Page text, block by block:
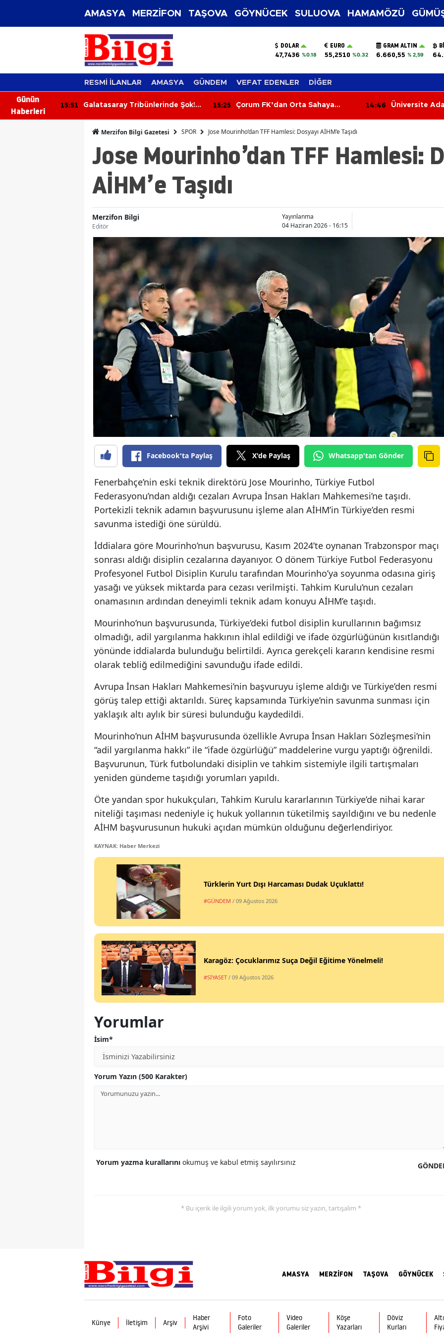
AMASYA MERZİFON TAŞOVA GÖYNÜCEK SULUOVA HAMAMÖZÜ
DOLAR
47,7436 %0.18
EURO
55,2510 %0.32
GRAM ALTIN
6.660,55 % 2,59
RESMİ İLANLAR AMASYA GÜNDEM VEFAT EDENLER DİĞER
Günün
Haberleri
15:51
Galatasaray Tribünlerinde Şok!
15:25
Çorum FK’dan Orta Sahaya
14:46
Üniversite
Merzifon Bilgi Gazetesi SPOR Jose Mourinho’dan TFF Hamlesi: Dosyayı AİHM’e Taşıdı
Jose Mourinho’dan TFF Hamlesi:
AİHM’e Taşıdı
Merzifon Bilgi
Editör
Yayınlanma
04 Haziran 2026 - 16:15
Facebook'ta Paylaş X'de Paylaş Whatsapp'tan Gönder
Fenerbahçe’nin eski teknik direktörü Jose Mourinho, Türkiye Futbol
Federasyonu’ndan aldığı cezaları Avrupa İnsan Hakları Mahkemesi’ne taşıdı.
Portekizli teknik adamın başvurusunu işleme alan AİHM’in Türkiye’den resmi
savunma istediği öne sürüldü.
İddialara göre Mourinho’nun başvurusu, Kasım 2024’te oynanan Trabzonspor maçı
sonrası aldığı disiplin cezalarına dayanıyor. O dönem Türkiye Futbol Federasyonu
Profesyonel Futbol Disiplin Kurulu tarafından Mourinho’ya soyunma odasına giriş
yasağı ve yüksek miktarda para cezası verilmişti. Tahkim Kurulu’nun cezaları
onamasının ardından deneyimli teknik adam konuyu AİHM’e taşıdı.
Mourinho’nun başvurusunda, Türkiye’deki futbol disiplin kurullarının bağımsız
olmadığı, adil yargılanma hakkının ihlal edildiği ve ifade özgürlüğünün kısıtlandığı
yönünde iddialarda bulunduğu belirtildi. Ayrıca gerekçeli kararın kendisine resmi
olarak tebliğ edilmediğini savunduğu ifade edildi.
Avrupa İnsan Hakları Mahkemesi’nin başvuruyu işleme aldığı ve Türkiye’den resmi
görüş talep ettiği aktarıldı. Süreç kapsamında Türkiye’nin savunma sunması için
yaklaşık altı aylık bir süresi bulunduğu kaydedildi.
Mourinho’nun AİHM başvurusunda özellikle Avrupa İnsan Hakları Sözleşmesi’nin
“adil yargılanma hakkı” ile “ifade özgürlüğü” maddelerine vurgu yaptığı öğrenildi.
Başvurunun, Türk futbolundaki disiplin ve tahkim sistemiyle ilgili tartışmaları
yeniden gündeme taşıdığı yorumları yapıldı.
Öte yandan spor hukukçuları, Tahkim Kurulu kararlarının Türkiye’de nihai karar
niteliği taşıması nedeniyle iç hukuk yollarının tüketilmiş sayıldığını ve bu nedenle
AİHM başvurusunun hukuki açıdan mümkün olduğunu değerlendiriyor.
KAYNAK: Haber Merkezi
Türklerin Yurt Dışı Harcaması Dudak Uçuklattı!
#GÜNDEM / 09 Ağustos 2026
Karagöz: Çocuklarımız Suça Değil Eğitime Yönelmeli!
#SİYASET / 09 Ağustos 2026
Yorumlar
İsim*
Yorum Yazın (500 Karakter)
Yorum yazma kurallarını okumuş ve kabul etmiş sayılırsınız
* Bu içerik ile ilgili yorum yok, ilk yorumu siz yazın, tartışalım *
AMASYA MERZİFON TAŞOVA GÖYNÜCEK
Künye İletişim Arşiv
Haber
Arşivi
Foto
Galeriler
Video
Galeriler
Köşe
Yazarları
Döviz
Kurları